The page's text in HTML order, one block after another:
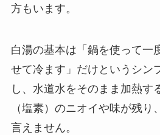
方もいます。
白湯の基本は「鍋を使って一
せて冷ます」だけというシン
し、水道水をそのまま加熱す
（塩素）のニオイや味が残り
言えません。